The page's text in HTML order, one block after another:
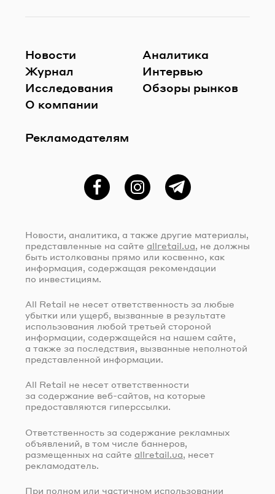
Новости
Журнал
Исследования
О компании
Рекламодателям
Аналитика
Интервью
Обзоры рынков
ФейсбукInstagramTelegram
Новости, аналитика, а также другие материалы,
представленные на сайте allretail.ua , не должны
быть истолкованы прямо или косвенно, как
информация, содержащая рекомендации
по инвестициям.
All Retail не несет ответственность за любые
убытки или ущерб, вызванные в результате
использования любой третьей стороной
информации, содержащейся на нашем сайте,
а также за последствия, вызванные неполнотой
представленной информации.
All Retail не несет ответственности
за содержание веб-сайтов, на которые
предоставляются гиперссылки.
Ответственность за содержание рекламных
объявлений, в том числе баннеров,
размещенных на сайте allretail.ua, несет
рекламодатель.
При полном или частичном использовании